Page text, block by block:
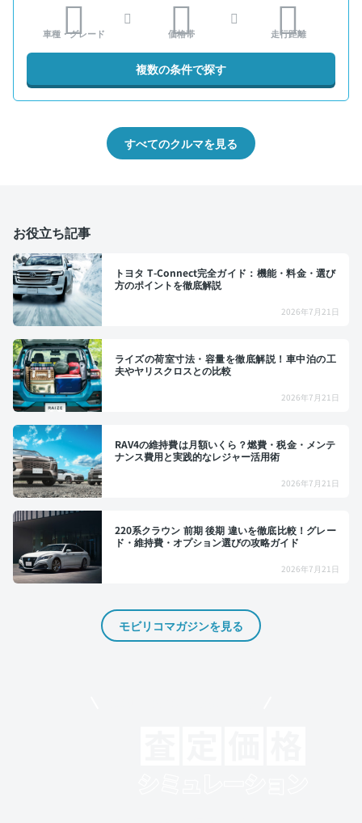
車種・グレード 価格帯 走行距離
複数の条件で探す
すべてのクルマを見る
お役立ち記事
トヨタ T-Connect完全ガイド：機能・料金・選び
方のポイントを徹底解説
2026年7月21日
ライズの荷室寸法・容量を徹底解説！車中泊の工
夫やヤリスクロスとの比較
2026年7月21日
RAV4の維持費は月額いくら？燃費・税金・メンテ
ナンス費用と実践的なレジャー活用術
2026年7月21日
220系クラウン 前期 後期 違いを徹底比較！グレー
ド・維持費・オプション選びの攻略ガイド
2026年7月21日
モビリコマガジンを見る